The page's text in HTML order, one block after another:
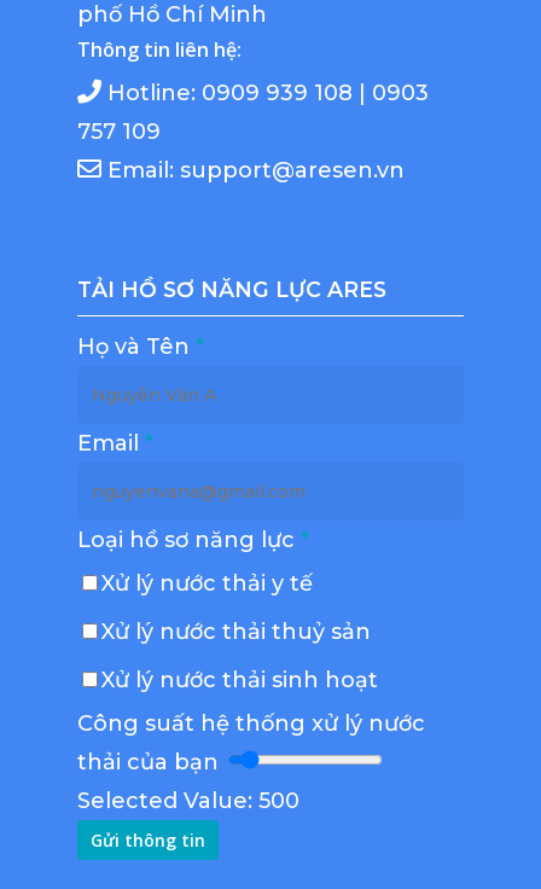
phố Hồ Chí Minh
Thông tin liên hệ:
Hotline: 0909 939 108 | 0903
757 109
Email: support@aresen.vn
TẢI HỒ SƠ NĂNG LỰC ARES
Họ và Tên *
Email *
Loại hồ sơ năng lực *
Xử lý nước thải y tế
Xử lý nước thải thuỷ sản
Xử lý nước thải sinh hoạt
Công suất hệ thống xử lý nước
thải của bạn
Selected Value: 500
Gửi thông tin